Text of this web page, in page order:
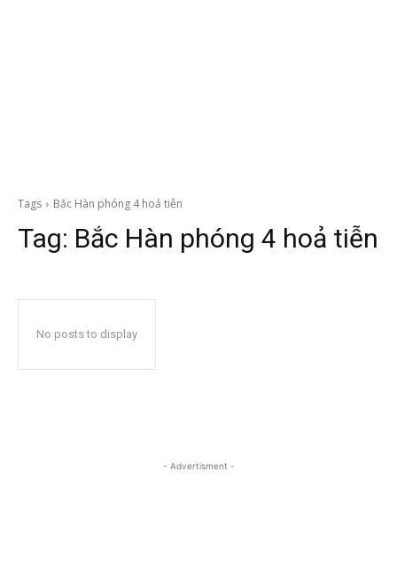
Tags Bắc Hàn phóng 4 hoả tiễn
Tag: Bắc Hàn phóng 4 hoả tiễn
No posts to display
- Advertisment -